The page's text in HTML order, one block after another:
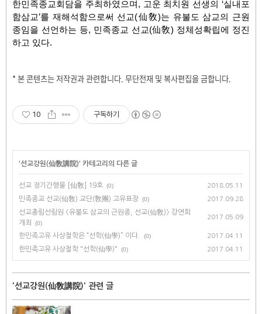
한민족종교회담을 주최하였으며, 고운 최치원 선생의 ‘실내포
함삼교’를 재해석함으로써 선교(仙敎)는 유불도 삼교의 근원
종임을 선언하는 등, 민족종교 선교(仙敎) 정체성확립에 정진
하고 있다.
* 본 콘텐츠는 저작권과관련합니다. 무단전재 및 복사편집을 금합니다.
10 구독하기
'선교강원(仙敎講院)' 카테고리의 다른 글
선교 정기간행물 [仙敎] 19호 (0) 2018.05.11
민족종교 선교(仙敎) 교단(敎團) 고유표장 (0) 2017.09.28
선교총림선림원 《유불도 삼교의 근원종, 선교(仙敎)》 강연회
개최
(0)
2017.05.09
한민족고유 사상철학은 “선학(仙學)” 이다. (0) 2017.04.11
한민족고유 사상철학 "선학(仙學)" (0) 2017.04.11
'선교강원(仙敎講院)' 관련 글